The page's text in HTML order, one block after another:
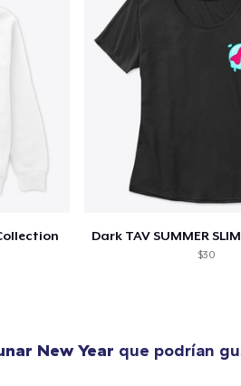
$30
New Year que podrían
Next Level 3600